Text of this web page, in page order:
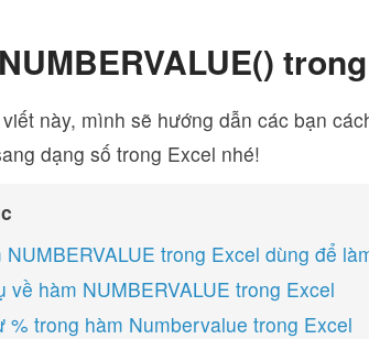
này, mình sẽ hướng dẫn các bạn
dạng số trong Excel nhé!
NUMBERVALUE trong Excel dùng để
về hàm NUMBERVALUE trong Excel
% trong hàm Numbervalue trong Excel